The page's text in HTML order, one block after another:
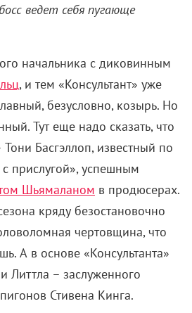
ведет себя пугающе
начальника с диковинным
, и тем «Консультант» уже
безусловно, козырь. Но
Тут еще надо сказать, что
Тони Басгэллоп, известный по
прислугой», успешным
Шьямаланом в продюсерах.
кряду безостановочно
чертовщина, что
А в основе «Консультанта»
Литтла – заслуженного
Стивена Кинга.